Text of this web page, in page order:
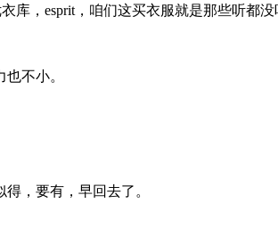
，esprit，咱们这买衣服就是那些听都没
不小。
，要有，早回去了。